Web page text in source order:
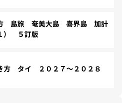
島旅 奄美大島 喜界島 加計
） ５訂版
方 タイ ２０２７～２０２８